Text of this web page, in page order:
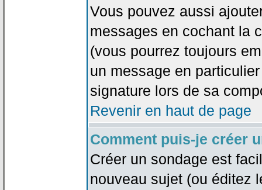
Vous pouvez aussi
messages en cochant la
(vous pourrez toujours
un message en
signature lors de sa
Revenir en haut de page
Comment puis-je créer
Créer un sondage est
nouveau sujet (ou éditez